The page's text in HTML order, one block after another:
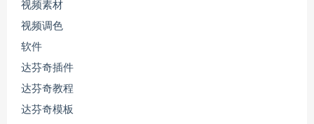
视频素材
视频调色
软件
达芬奇插件
达芬奇教程
达芬奇模板